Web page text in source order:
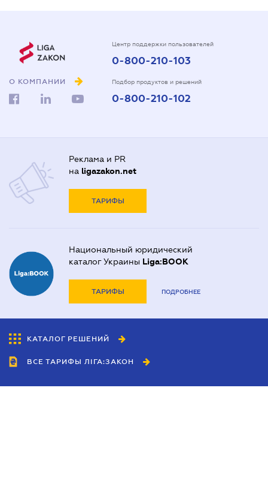
О КОМПАНИИ
Центр поддержки пользователей
0-800-210-103
Подбор продуктов и решений
0-800-210-102
Реклама и PR
на ligazakon.net
ТАРИФЫ
Национальный юридический
каталог Украины Liga:BOOK
ТАРИФЫ ПОДРОБНЕЕ
КАТАЛОГ РЕШЕНИЙ
ВСЕ ТАРИФЫ ЛІГА:ЗАКОН